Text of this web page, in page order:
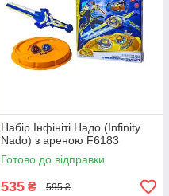
Набір Інфініті Надо (Infinity
Nado) з ареною F6183
Готово до відправки
535 ₴ 595 ₴